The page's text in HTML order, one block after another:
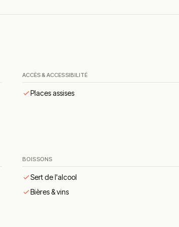
et ses plats de partage.
les points appréciés.
nombreuse.
sur-Mer.
ACCÈS & ACCESSIBILITÉ
Places assises
BOISSONS
Sert de l'alcool
Bières & vins